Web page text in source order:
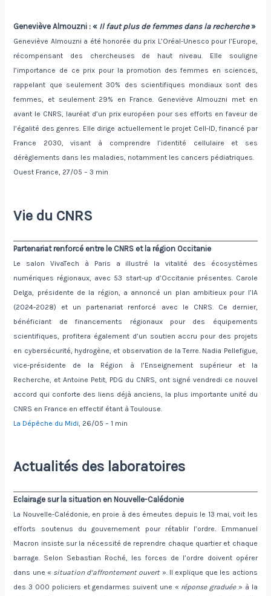
Geneviève Almouzni : « Il faut plus de femmes dans la recherche»
Geneviève Almouzni a été honorée du prix L’Oréal-Unesco pour l’Europe,
récompensant des chercheuses de haut niveau. Elle souligne
l’importance de ce prix pour la promotion des femmes en sciences,
rappelant que seulement 30% des scientifiques mondiaux sont des
femmes, et seulement 29% en France. Geneviève Almouzni met en
avant le CNRS, lauréat d’un prix européen pour ses efforts en faveur de
l’égalité des genres. Elle dirige actuellement le projet Cell-ID, financé par
France 2030, visant à comprendre l’identité cellulaire et ses
dérèglements dans les maladies, notamment les cancers pédiatriques.
Ouest France, 27/05 – 3 min
Vie du CNRS
Partenariat renforcé entre le CNRS et la région Occitanie
Le salon VivaTech à Paris a illustré la vitalité des écosystèmes
numériques régionaux, avec 53 start-up d’Occitanie présentes. Carole
Delga, présidente de la région, a annoncé un plan ambitieux pour l’IA
(2024-2028) et un partenariat renforcé avec le CNRS. Ce dernier,
bénéficiant de financements régionaux pour des équipements
scientifiques, profitera également d’un soutien accru pour des projets
en cybersécurité, hydrogène, et observation de la Terre. Nadia Pellefigue,
vice-présidente de la Région à l’Enseignement supérieur et la
Recherche, et Antoine Petit, PDG du CNRS, ont signé vendredi ce nouvel
accord qui conforte des liens déjà anciens, la plus importante unité du
CNRS en France en effectif étant à Toulouse.
La Dépêche du Midi , 26/05 – 1 min
Actualités des laboratoires
Eclairage sur la situation en Nouvelle-Calédonie
La Nouvelle-Calédonie, en proie à des émeutes depuis le 13 mai, voit les
efforts soutenus du gouvernement pour rétablir l’ordre. Emmanuel
Macron insiste sur la nécessité de reprendre chaque quartier et chaque
barrage. Selon Sebastian Roché, les forces de l’ordre doivent opérer
dans une « situation d’affrontement ouvert ». Il explique que les actions
des 3 000 policiers et gendarmes suivent une « réponse graduée» à la